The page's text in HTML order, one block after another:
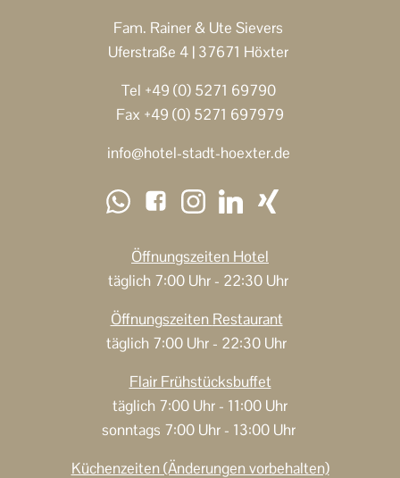
Fam. Rainer & Ute Sievers
Uferstraße 4 | 37671 Höxter
Tel +49 (0) 5271 69790
Fax +49 (0) 5271 697979
info@hotel-stadt-hoexter.de
Öffnungszeiten Hotel
täglich 7:00 Uhr - 22:30 Uhr
Öffnungszeiten Restaurant
täglich 7:00 Uhr - 22:30 Uhr
Flair Frühstücksbuffet
täglich 7:00 Uhr - 11:00 Uhr
sonntags 7:00 Uhr - 13:00 Uhr
Küchenzeiten (Änderungen vorbehalten)